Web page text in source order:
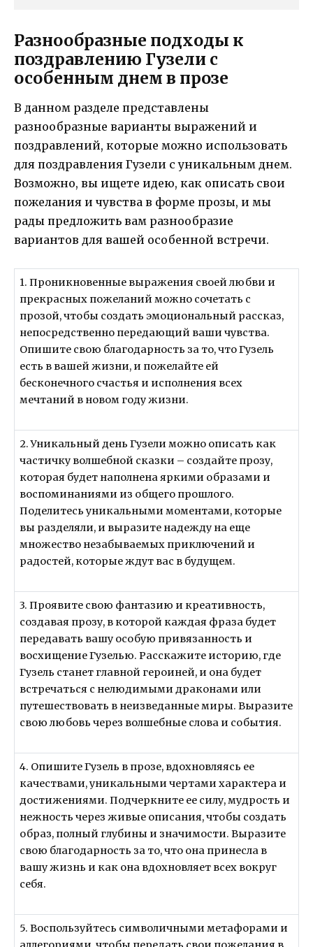
Разнообразные подходы к
поздравлению Гузели с
особенным днем в прозе
В данном разделе представлены
разнообразные варианты выражений и
поздравлений, которые можно использовать
для поздравления Гузели с уникальным днем.
Возможно, вы ищете идею, как описать свои
пожелания и чувства в форме прозы, и мы
рады предложить вам разнообразие
вариантов для вашей особенной встречи.
1. Проникновенные выражения своей любви и
прекрасных пожеланий можно сочетать с
прозой, чтобы создать эмоциональный рассказ,
непосредственно передающий ваши чувства.
Опишите свою благодарность за то, что Гузель
есть в вашей жизни, и пожелайте ей
бесконечного счастья и исполнения всех
мечтаний в новом году жизни.
2. Уникальный день Гузели можно описать как
частичку волшебной сказки – создайте прозу,
которая будет наполнена яркими образами и
воспоминаниями из общего прошлого.
Поделитесь уникальными моментами, которые
вы разделяли, и выразите надежду на еще
множество незабываемых приключений и
радостей, которые ждут вас в будущем.
3. Проявите свою фантазию и креативность,
создавая прозу, в которой каждая фраза будет
передавать вашу особую привязанность и
восхищение Гузелью. Расскажите историю, где
Гузель станет главной героиней, и она будет
встречаться с нелюдимыми драконами или
путешествовать в неизведанные миры. Выразите
свою любовь через волшебные слова и события.
4. Опишите Гузель в прозе, вдохновляясь ее
качествами, уникальными чертами характера и
достижениями. Подчеркните ее силу, мудрость и
нежность через живые описания, чтобы создать
образ, полный глубины и значимости. Выразите
свою благодарность за то, что она принесла в
вашу жизнь и как она вдохновляет всех вокруг
себя.
5. Воспользуйтесь символичными метафорами и